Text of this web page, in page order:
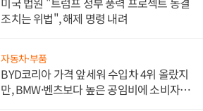
조치는 위법", 해제 명령 내려
자동차·부품
BYD코리아 가격 앞세워 수입차 4위 올랐지
만, BMW·벤츠보다 높은 공임비에 소비자